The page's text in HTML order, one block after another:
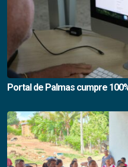
Portal de Palmas cumpre